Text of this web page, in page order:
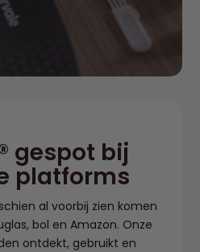
gespot bij
platforms
al voorbij zien komen
bol en Amazon. Onze
ontdekt, gebruikt en